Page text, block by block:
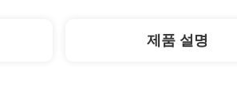
제품 설명